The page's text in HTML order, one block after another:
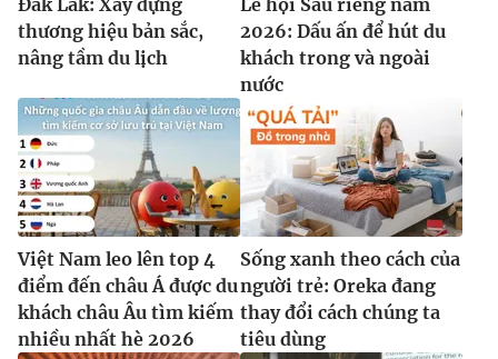
thương hiệu bản sắc,
nâng tầm du lịch
2026: Dấu ấn để hút du
khách trong và ngoài
nước
Việt Nam leo lên top 4
điểm đến châu Á được du
khách châu Âu tìm kiếm
nhiều nhất hè 2026
Sống xanh theo cách của
người trẻ: Oreka đang
thay đổi cách chúng ta
tiêu dùng